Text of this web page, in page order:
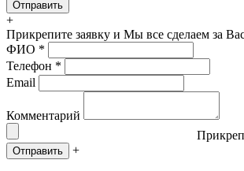
+
Прикрепите заявку и Мы все сделаем за
ФИО *
Телефон *
Email
Комментарий
Отправить +